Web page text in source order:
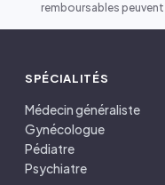
remboursables
SPÉCIALITÉS
Médecin généraliste
Gynécologue
Pédiatre
Psychiatre